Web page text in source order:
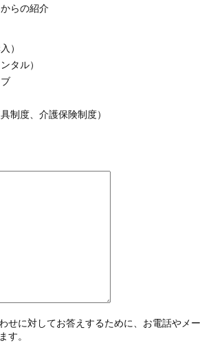
らの紹介
）
タル）
制度、介護保険制度）
せに対してお答えするために、お電話やメー
す。